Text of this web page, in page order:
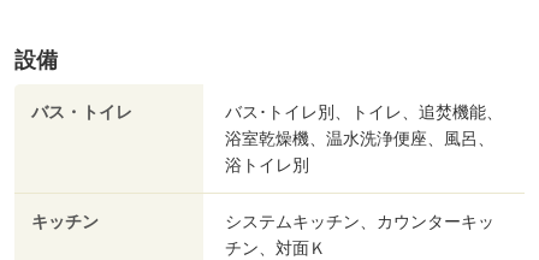
設備
バス・トイレ
バス･トイレ別、トイレ、追焚機能、
浴室乾燥機、温水洗浄便座、風呂、
浴トイレ別
キッチン
システムキッチン、カウンターキッ
チン、対面Ｋ